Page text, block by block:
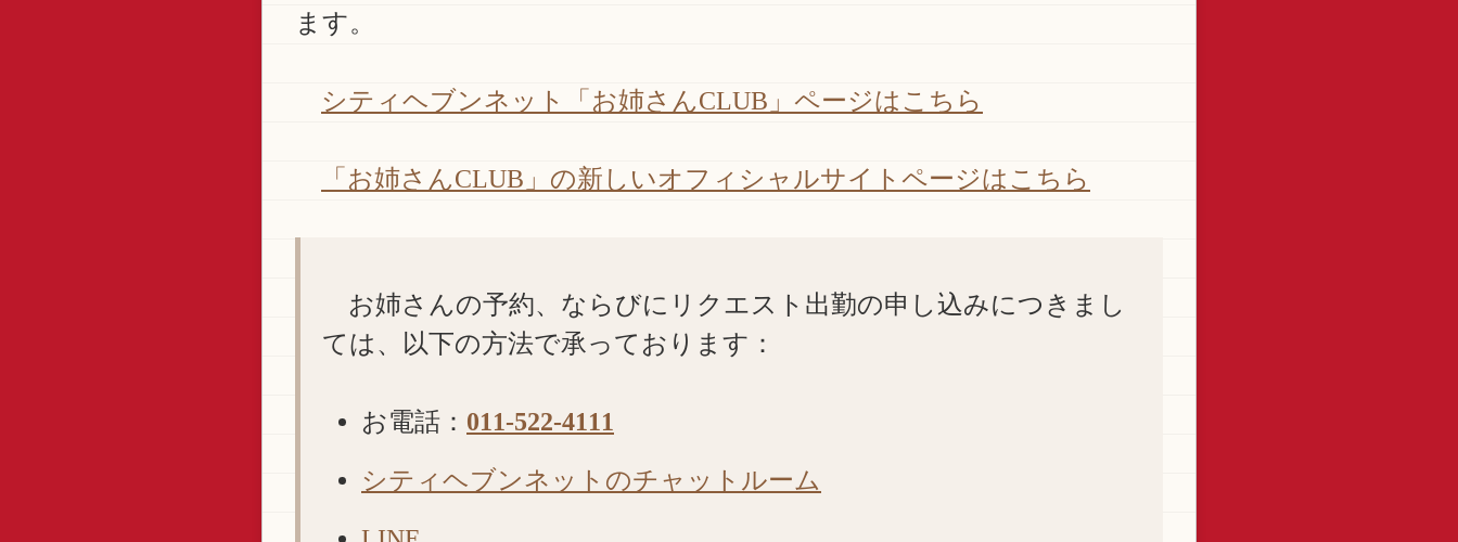
ます。
シティヘブンネット「お姉さんCLUB」ページはこちら
「お姉さんCLUB」の新しいオフィシャルサイトページはこちら
お姉さんの予約、ならびにリクエスト出勤の申し込みにつきまし
ては、以下の方法で承っております：
お電話： 011-522-4111
シティヘブンネットのチャットルーム